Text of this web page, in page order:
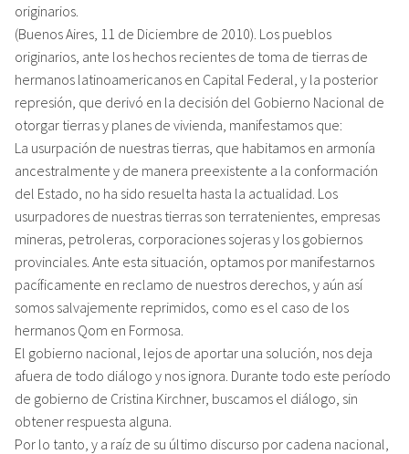
originarios.
(Buenos Aires, 11 de Diciembre de 2010). Los pueblos
originarios, ante los hechos recientes de toma de tierras de
hermanos latinoamericanos en Capital Federal, y la posterior
represión, que derivó en la decisión del Gobierno Nacional de
otorgar tierras y planes de vivienda, manifestamos que:
La usurpación de nuestras tierras, que habitamos en armonía
ancestralmente y de manera preexistente a la conformación
del Estado, no ha sido resuelta hasta la actualidad. Los
usurpadores de nuestras tierras son terratenientes, empresas
mineras, petroleras, corporaciones sojeras y los gobiernos
provinciales. Ante esta situación, optamos por manifestarnos
pacíficamente en reclamo de nuestros derechos, y aún así
somos salvajemente reprimidos, como es el caso de los
hermanos Qom en Formosa.
El gobierno nacional, lejos de aportar una solución, nos deja
afuera de todo diálogo y nos ignora. Durante todo este período
de gobierno de Cristina Kirchner, buscamos el diálogo, sin
obtener respuesta alguna.
Por lo tanto, y a raíz de su último discurso por cadena nacional,